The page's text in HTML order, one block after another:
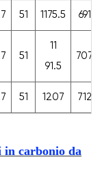
51 1175.5 691
51
11
91.5
707
51 1207 712
in carbonio da